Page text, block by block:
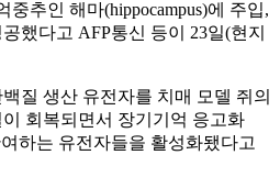
추인 해마(hippocampus)에 주입,
했다고 AFP통신 등이 23일(현지
질 생산 유전자를 치매 모델 쥐의
회복되면서 장기기억 응고화
여하는 유전자들을 활성화됐다고